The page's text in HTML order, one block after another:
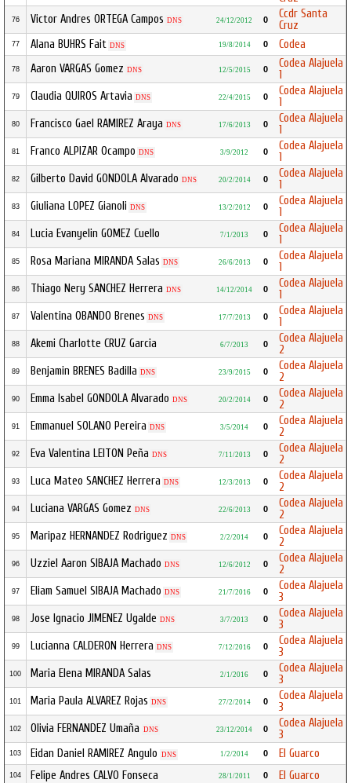
76 Victor Andres ORTEGA Campos DNS 24/12/2012 0
Ccdr Santa
Cruz
77 Alana BUHRS Fait DNS 19/8/2014 0 Codea
78 Aaron VARGAS Gomez DNS 12/5/2015 0
Codea Alajuela
1
79 Claudia QUIROS Artavia DNS 22/4/2015 0
Codea Alajuela
1
80 Francisco Gael RAMIREZ Araya DNS 17/6/2013 0
Codea Alajuela
1
81 Franco ALPIZAR Ocampo DNS 3/9/2012 0
Codea Alajuela
1
82 Gilberto David GONDOLA Alvarado DNS 20/2/2014 0
Codea Alajuela
1
83 Giuliana LOPEZ Gianoli DNS 13/2/2012 0
Codea Alajuela
1
84 Lucia Evanyelin GOMEZ Cuello 7/1/2013 0
Codea Alajuela
1
85 Rosa Mariana MIRANDA Salas DNS 26/6/2013 0
Codea Alajuela
1
86 Thiago Nery SANCHEZ Herrera DNS 14/12/2014 0
Codea Alajuela
1
87 Valentina OBANDO Brenes DNS 17/7/2013 0
Codea Alajuela
1
88 Akemi Charlotte CRUZ Garcia 6/7/2013 0
Codea Alajuela
2
89 Benjamin BRENES Badilla DNS 23/9/2015 0
Codea Alajuela
2
90 Emma Isabel GONDOLA Alvarado DNS 20/2/2014 0
Codea Alajuela
2
91 Emmanuel SOLANO Pereira DNS 3/5/2014 0
Codea Alajuela
2
92 Eva Valentina LEITON Peña DNS 7/11/2013 0
Codea Alajuela
2
93 Luca Mateo SANCHEZ Herrera DNS 12/3/2013 0
Codea Alajuela
2
94 Luciana VARGAS Gomez DNS 22/6/2013 0
Codea Alajuela
2
95 Maripaz HERNANDEZ Rodriguez DNS 2/2/2014 0
Codea Alajuela
2
96 Uzziel Aaron SIBAJA Machado DNS 12/6/2012 0
Codea Alajuela
2
97 Eliam Samuel SIBAJA Machado DNS 21/7/2016 0
Codea Alajuela
3
98 Jose Ignacio JIMENEZ Ugalde DNS 3/7/2013 0
Codea Alajuela
3
99 Lucianna CALDERON Herrera DNS 7/12/2016 0
Codea Alajuela
3
100 Maria Elena MIRANDA Salas 2/1/2016 0
Codea Alajuela
3
101 Maria Paula ALVAREZ Rojas DNS 27/2/2014 0
Codea Alajuela
3
102 Olivia FERNANDEZ Umaña DNS 23/12/2014 0
Codea Alajuela
3
103 Eidan Daniel RAMIREZ Angulo DNS 1/2/2014 0 El Guarco
104 Felipe Andres CALVO Fonseca 28/1/2011 0 El Guarco